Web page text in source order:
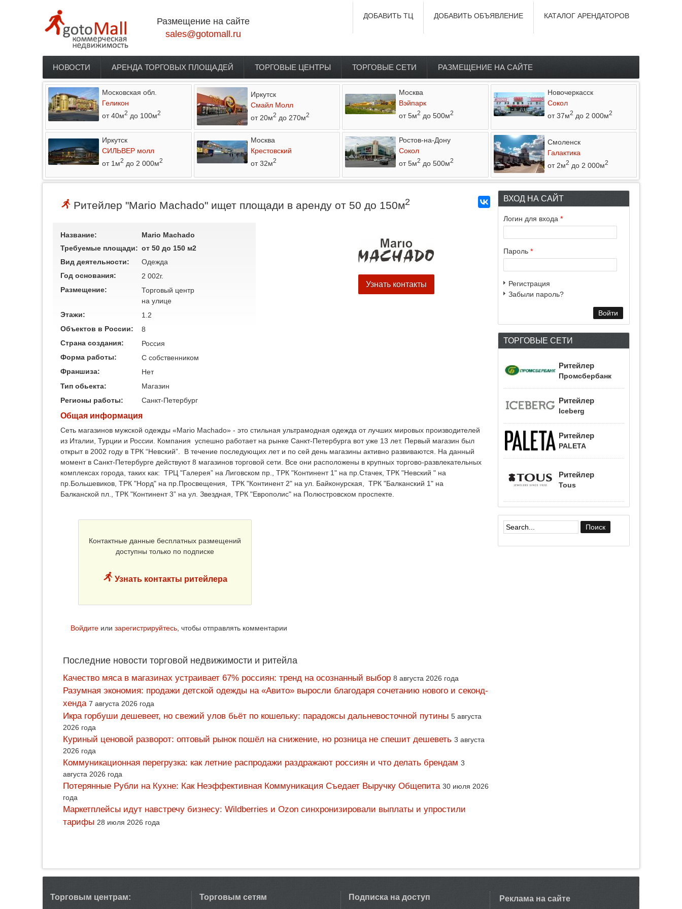
Размещение на сайте
sales@gotomall.ru
КАТАЛОГ АРЕНДАТОРОВ
ДОБАВИТЬ ОБЪЯВЛЕНИЕ
ДОБАВИТЬ ТЦ
Главное меню
НОВОСТИ АРЕНДА ТОРГОВЫХ ПЛОЩАДЕЙ ТОРГОВЫЕ ЦЕНТРЫ ТОРГОВЫЕ СЕТИ РАЗМЕЩЕНИЕ НА САЙТЕ
Московская обл.
Геликон
от 40м2 до 100м2
Иркутск
Смайл Молл
от 20м2 до 270м2
Москва
Вэйпарк
от 5м2 до 500м2
Новочеркасск
Сокол
от 37м2 до 2 000м2
Иркутск
СИЛЬВЕР молл
от 1м2 до 2 000м2
Москва
Крестовский
от 32м2
Ростов-на-Дону
Сокол
от 5м2 до 500м2
Смоленск
Галактика
от 2м2 до 2 000м2
Ритейлер "Mario Machado" ищет площади в аренду от 50 до 150м2
Название:
Mario Machado
Требуемые площади: от 50 до 150 м2
Вид деятельности:
Одежда
Год основания:
2 002г.
Размещение:
Торговый центр
на улице
Этажи:
1.2
Узнать контакты
Объектов в России:
8
Страна создания:
Россия
Форма работы:
C собственником
Франшиза:
Нет
Тип обьекта:
Магазин
Регионы работы:
Санкт-Петербург
Общая информация
Сеть магазинов мужской одежды «Mario Machado» - это стильная ультрамодная одежда от лучших мировых производителей
из Италии, Турции и России. Компания успешно работает на рынке Санкт-Петербурга вот уже 13 лет. Первый магазин был
открыт в 2002 году в ТРК “Невский”. В течение последующих лет и по сей день магазины активно развиваются. На данный
момент в Санкт-Петербурге действуют 8 магазинов торговой сети. Все они расположены в крупных торгово-развлекательных
комплексах города, таких как: ТРЦ "Галерея” на Лиговском пр., ТРК "Континент 1" на пр.Стачек, ТРК "Невский " на
пр.Большевиков, ТРК "Норд" на пр.Просвещения, ТРК "Континент 2" на ул. Байконурская, ТРК "Балканский 1" на
Балканской пл., ТРК "Континент 3” на ул. Звездная, ТРК "Европолис" на Полюстровском проспекте.
Контактные данные бесплатных размещений
доступны только по подписке
Узнать контакты ритейлера
Войдите или зарегистрируйтесь, чтобы отправлять комментарии
Последние новости торговой недвижимости и ритейла
Качество мяса в магазинах устраивает 67% россиян: тренд на осознанный выбор 8 августа 2026 года
Разумная экономия: продажи детской одежды на «Авито» выросли благодаря сочетанию нового и секонд-
хенда 7 августа 2026 года
Икра горбуши дешевеет, но свежий улов бьёт по кошельку: парадоксы дальневосточной путины 5 августа
2026 года
Куриный ценовой разворот: оптовый рынок пошёл на снижение, но розница не спешит дешеветь 3 августа
2026 года
Коммуникационная перегрузка: как летние распродажи раздражают россиян и что делать брендам 3
августа 2026 года
Потерянные Рубли на Кухне: Как Неэффективная Коммуникация Съедает Выручку Общепита 30 июля 2026
года
Маркетплейсы идут навстречу бизнесу: Wildberries и Ozon синхронизировали выплаты и упростили
тарифы 28 июля 2026 года
ВХОД НА САЙТ
Логин для входа *
Пароль *
Регистрация
Забыли пароль?
ТОРГОВЫЕ СЕТИ
Ритейлер
Промсбербанк
Ритейлер
Iceberg
Ритейлер
PALETA
Ритейлер
Tous
Форма поиска
Торговым центрам: Торговым сетям Подписка на доступ
Реклама на сайте